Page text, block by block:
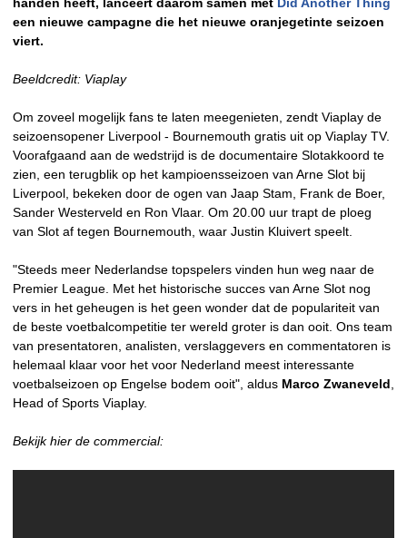
een nieuwe campagne die het nieuwe oranjegetinte seizoen
viert.
Beeldcredit: Viaplay
Om zoveel mogelijk fans te laten meegenieten, zendt Viaplay de
seizoensopener Liverpool - Bournemouth gratis uit op Viaplay TV.
Voorafgaand aan de wedstrijd is de documentaire Slotakkoord te
zien, een terugblik op het kampioensseizoen van Arne Slot bij
Liverpool, bekeken door de ogen van Jaap Stam, Frank de Boer,
Sander Westerveld en Ron Vlaar. Om 20.00 uur trapt de ploeg
van Slot af tegen Bournemouth, waar Justin Kluivert speelt.
"Steeds meer Nederlandse topspelers vinden hun weg naar de
Premier League. Met het historische succes van Arne Slot nog
vers in het geheugen is het geen wonder dat de populariteit van
de beste voetbalcompetitie ter wereld groter is dan ooit. Ons team
van presentatoren, analisten, verslaggevers en commentatoren is
helemaal klaar voor het voor Nederland meest interessante
voetbalseizoen op Engelse bodem ooit", aldus Marco Zwaneveld
Head of Sports Viaplay.
Bekijk hier de commercial: